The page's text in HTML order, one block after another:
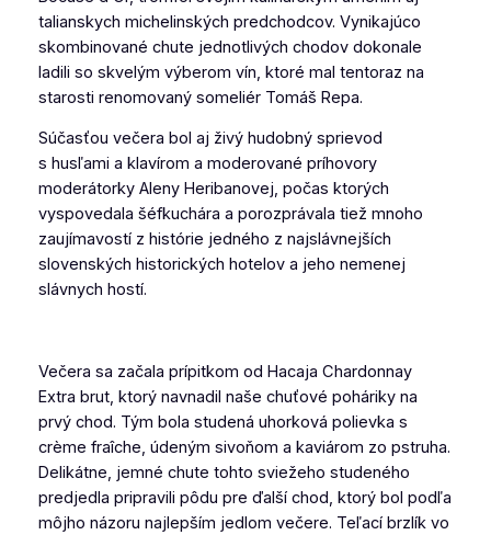
talianskych michelinských predchodcov. Vynikajúco
skombinované chute jednotlivých chodov dokonale
ladili so skvelým výberom vín, ktoré mal tentoraz na
starosti renomovaný someliér Tomáš Repa.
Súčasťou večera bol aj živý hudobný sprievod
s husľami a klavírom a moderované príhovory
moderátorky Aleny Heribanovej, počas ktorých
vyspovedala šéfkuchára a porozprávala tiež mnoho
zaujímavostí z histórie jedného z najslávnejších
slovenských historických hotelov a jeho nemenej
slávnych hostí.
Večera sa začala prípitkom od Hacaja Chardonnay
Extra brut, ktorý navnadil naše chuťové poháriky na
prvý chod. Tým bola studená uhorková polievka s
crème fraîche, údeným sivoňom a kaviárom zo pstruha.
Delikátne, jemné chute tohto sviežeho studeného
predjedla pripravili pôdu pre ďalší chod, ktorý bol podľa
môjho názoru najlepším jedlom večere. Teľací brzlík vo